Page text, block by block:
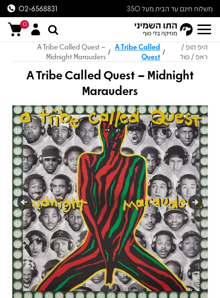
משלוח חינם עד הבית מעל 350
ש״ח
02-6568831
0
היפ הופ /
ראפ / סול
/
A Tribe Called
Quest
/
A Tribe Called Quest –
Midnight Marauders
A Tribe Called Quest – Midnight
Marauders